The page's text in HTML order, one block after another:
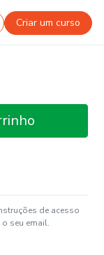
Criar um curso
de acesso
seu email.